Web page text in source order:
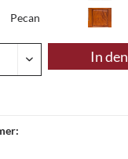
Pecan
In den